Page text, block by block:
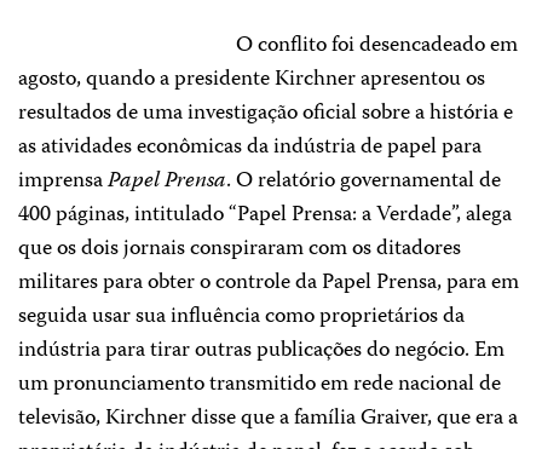
O conflito foi desencadeado em
agosto, quando a presidente Kirchner apresentou os
resultados de uma investigação oficial sobre a história e
as atividades econômicas da indústria de papel para
imprensaPapel Prensa. O relatório governamental de
400 páginas, intitulado “Papel Prensa: a Verdade”, alega
que os dois jornais conspiraram com os ditadores
militares para obter o controle da Papel Prensa, para em
seguida usar sua influência como proprietários da
indústria para tirar outras publicações do negócio. Em
um pronunciamento transmitido em rede nacional de
televisão, Kirchner disse que a família Graiver, que era a